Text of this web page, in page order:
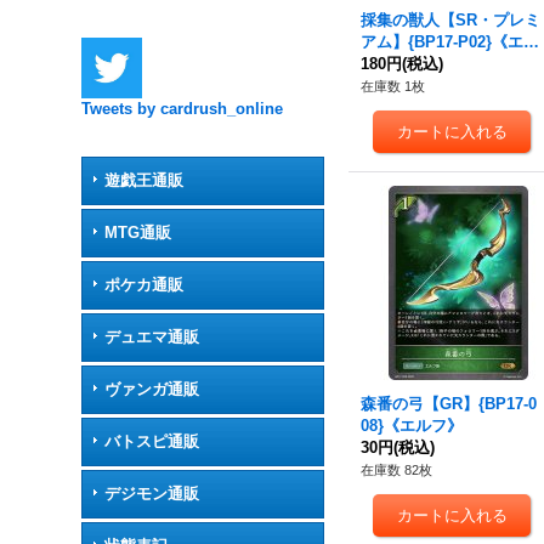
Tweets by cardrush_online
遊戯王通販
MTG通販
ポケカ通販
デュエマ通販
ヴァンガ通販
バトスピ通販
デジモン通販
採集の獣人【SR・プレミ
アム】{BP17-P02}《エル
フ》
180円(税込)
在庫数 1枚
森番の弓【GR】{BP17-0
08}《エルフ》
30円(税込)
在庫数 82枚